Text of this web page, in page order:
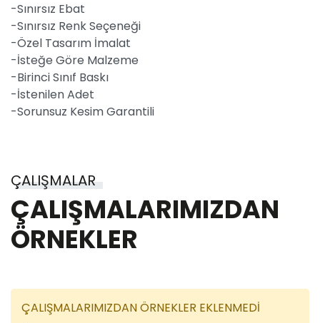
-Sınırsız Ebat
-Sınırsız Renk Seçeneği
-Özel Tasarım İmalat
-İsteğe Göre Malzeme
-Birinci Sınıf Baskı
-İstenilen Adet
-Sorunsuz Kesim Garantili
ÇALIŞMALAR
ÇALIŞMALARIMIZDAN
ÖRNEKLER
ÇALIŞMALARIMIZDAN ÖRNEKLER EKLENMEDİ